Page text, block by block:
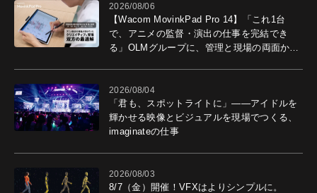
2026/08/06
【Wacom MovinkPad Pro 14】「これ1台
で、アニメの監督・演出の仕事を完結でき
る」OLMグループに、管理と現場の両面から
2026/08/04
「君も、スポットライトに」――アイドルを
輝かせる映像とビジュアルを現場でつくる、
imaginateの仕事
2026/08/03
8/7（金）開催！VFXはよりシンプルに。